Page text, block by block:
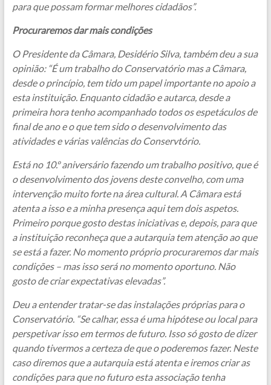
para que possam formar melhores cidadãos”.
Procuraremos dar mais condições
O Presidente da Câmara, Desidério Silva, também deu a sua
opinião: “É um trabalho do Conservatório mas a Câmara,
desde o princípio, tem tido um papel importante no apoio a
esta instituição. Enquanto cidadão e autarca, desde a
primeira hora tenho acompanhado todos os espetáculos de
final de ano e o que tem sido o desenvolvimento das
atividades e várias valências do Conservtório.
Está no 10.º aniversário fazendo um trabalho positivo, que é
o desenvolvimento dos jovens deste convelho, com uma
intervenção muito forte na área cultural. A Câmara está
atenta a isso e a minha presença aqui tem dois aspetos.
Primeiro porque gosto destas iniciativas e, depois, para que
a instituição reconheça que a autarquia tem atenção ao que
se está a fazer. No momento próprio procuraremos dar mais
condições – mas isso será no momento oportuno. Não
gosto de criar expectativas elevadas”.
Deu a entender tratar-se das instalações próprias para o
Conservatório. “Se calhar, essa é uma hipótese ou local para
perspetivar isso em termos de futuro. Isso só gosto de dizer
quando tivermos a certeza de que o poderemos fazer. Neste
caso diremos que a autarquia está atenta e iremos criar as
condições para que no futuro esta associação tenha